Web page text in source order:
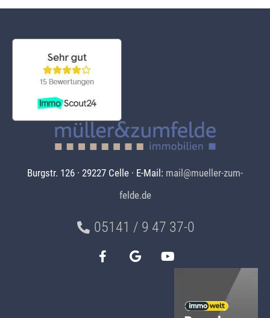
Burgstr. 126 · 29227 Celle · E-Mail: mail@mueller-zum-
felde.de
05141 / 9 47 37-0